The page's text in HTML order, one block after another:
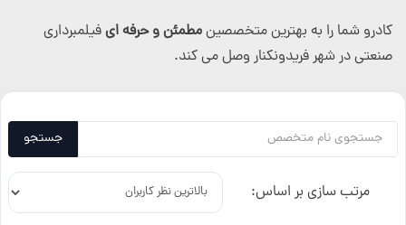
کادرو شما را به بهترین متخصصینمطمئن و حرفه ایفیلمبرداری
صنعتی در شهر فریدونکنار وصل می کند.
جستجو
مرتب سازی بر اساس: